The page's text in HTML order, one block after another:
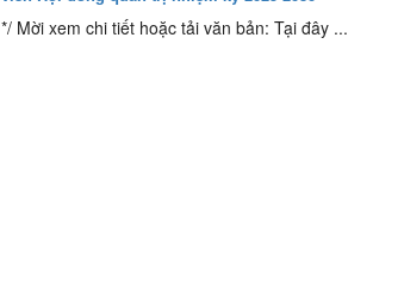
*/ Mời xem chi tiết hoặc tải văn bản: Tại đây ...